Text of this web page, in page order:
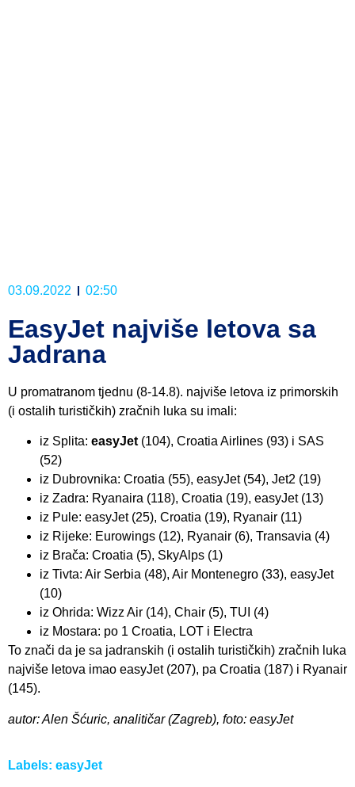
03.09.2022 02:50
EasyJet najviše letova sa
Jadrana
U promatranom tjednu (8-14.8). najviše letova iz primorskih
(i ostalih turističkih) zračnih luka su imali:
iz Splita: easyJet (104), Croatia Airlines (93) i SAS
(52)
iz Dubrovnika: Croatia (55), easyJet (54), Jet2 (19)
iz Zadra: Ryanaira (118), Croatia (19), easyJet (13)
iz Pule: easyJet (25), Croatia (19), Ryanair (11)
iz Rijeke: Eurowings (12), Ryanair (6), Transavia (4)
iz Brača: Croatia (5), SkyAlps (1)
iz Tivta: Air Serbia (48), Air Montenegro (33), easyJet
(10)
iz Ohrida: Wizz Air (14), Chair (5), TUI (4)
iz Mostara: po 1 Croatia, LOT i Electra
To znači da je sa jadranskih (i ostalih turističkih) zračnih luka
najviše letova imao easyJet (207), pa Croatia (187) i Ryanair
(145).
autor: Alen Šćuric, analitičar (Zagreb), foto: easyJet
Labels: easyJet